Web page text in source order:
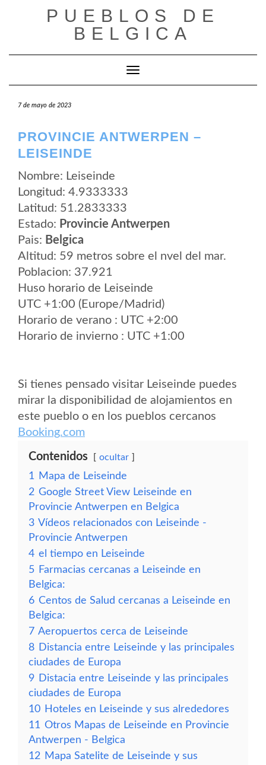
PUEBLOS DE
BELGICA
Cambiar modo de navegación
7 de mayo de 2023
PROVINCIE ANTWERPEN –
LEISEINDE
Nombre: Leiseinde
Longitud: 4.9333333
Latitud: 51.2833333
Estado: Provincie Antwerpen
Pais: Belgica
Altitud: 59 metros sobre el nvel del mar.
Poblacion: 37.921
Huso horario de Leiseinde
UTC +1:00 (Europe/Madrid)
Horario de verano : UTC +2:00
Horario de invierno : UTC +1:00
Si tienes pensado visitar Leiseinde puedes
mirar la disponibilidad de alojamientos en
este pueblo o en los pueblos cercanos
Booking.com
Contenidos ocultar
1
Mapa de Leiseinde
2 Google Street View Leiseinde en
Provincie Antwerpen en Belgica
3 Vídeos relacionados con Leiseinde -
Provincie Antwerpen
4 el tiempo en Leiseinde
5 Farmacias cercanas a Leiseinde en
Belgica:
6 Centos de Salud cercanas a Leiseinde en
Belgica:
7 Aeropuertos cerca de Leiseinde
8 Distancia entre Leiseinde y las principales
ciudades de Europa
9 Distacia entre Leiseinde y las principales
ciudades de Europa
10 Hoteles en Leiseinde y sus alrededores
11 Otros Mapas de Leiseinde en Provincie
Antwerpen - Belgica
12 Mapa Satelite de Leiseinde y sus